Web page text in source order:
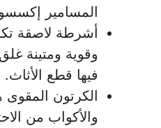
المسامير
أشرطة لاصقة
وقوية ومتينة
فيها قطع الأثاث.
الكرتون
والأكواب من